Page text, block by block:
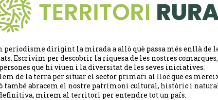
periodisme dirigint la mirada a allò què passa més enllà de
Escrivim per descobrir la riquesa de les nostres
que hi viuen i la diversitat de les seves iniciatives.
de la terra per situar el sector primari al lloc que es
també abracem el nostre patrimoni cultural, històric i
mirem al territori per entendre tot un país.